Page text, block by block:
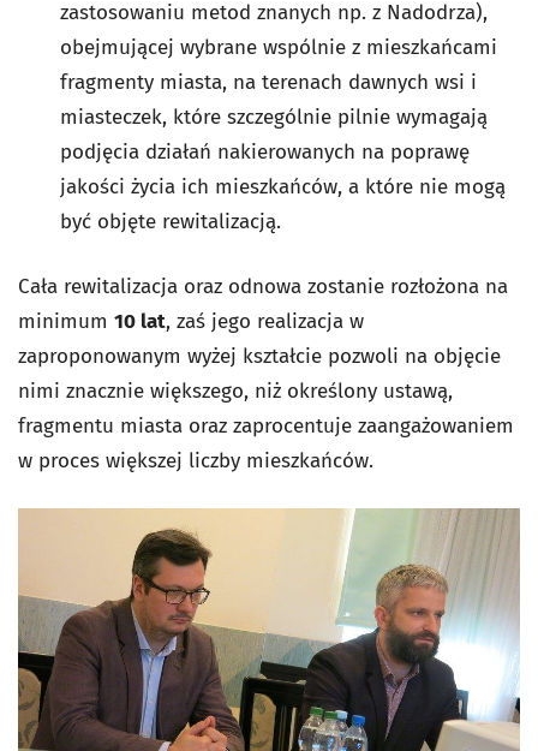
zastosowaniu metod znanych np. z Nadodrza),
obejmującej wybrane wspólnie z mieszkańcami
fragmenty miasta, na terenach dawnych wsi i
miasteczek, które szczególnie pilnie wymagają
podjęcia działań nakierowanych na poprawę
jakości życia ich mieszkańców, a które nie mogą
być objęte rewitalizacją.
Cała rewitalizacja oraz odnowa zostanie rozłożona na
minimum 10 lat, zaś jego realizacja w
zaproponowanym wyżej kształcie pozwoli na objęcie
nimi znacznie większego, niż określony ustawą,
fragmentu miasta oraz zaprocentuje zaangażowaniem
w proces większej liczby mieszkańców.